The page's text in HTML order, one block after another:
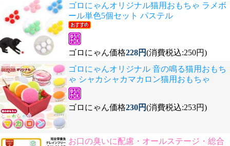
ゴロにゃんオリジナル猫用おもちゃ ラメボ
ール単色5個セット パステル
ゴロにゃん価格228円(消費税込:250円)
ゴロにゃんオリジナル 音の鳴る猫用おもち
ゃ シャカシャカマカロン猫用おもちゃ
ゴロにゃん価格230円(消費税込:253円)
お口の臭いに配慮・オールステージ・総合